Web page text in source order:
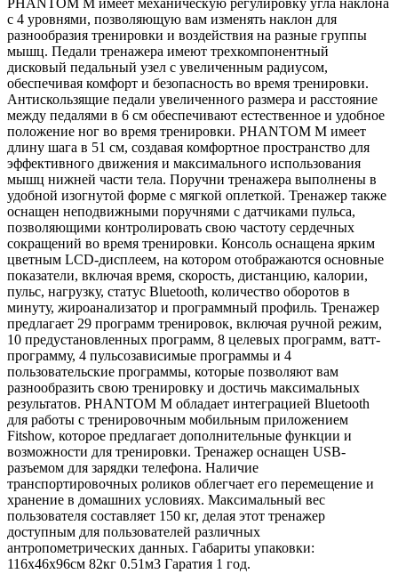
PHANTOM M имеет механическую регулировку угла наклона
с 4 уровнями, позволяющую вам изменять наклон для
разнообразия тренировки и воздействия на разные группы
мышц. Педали тренажера имеют трехкомпонентный
дисковый педальный узел с увеличенным радиусом,
обеспечивая комфорт и безопасность во время тренировки.
Антискользящие педали увеличенного размера и расстояние
между педалями в 6 см обеспечивают естественное и удобное
положение ног во время тренировки. PHANTOM M имеет
длину шага в 51 см, создавая комфортное пространство для
эффективного движения и максимального использования
мышц нижней части тела. Поручни тренажера выполнены в
удобной изогнутой форме с мягкой оплеткой. Тренажер также
оснащен неподвижными поручнями с датчиками пульса,
позволяющими контролировать свою частоту сердечных
сокращений во время тренировки. Консоль оснащена ярким
цветным LCD-дисплеем, на котором отображаются основные
показатели, включая время, скорость, дистанцию, калории,
пульс, нагрузку, статус Bluetooth, количество оборотов в
минуту, жироанализатор и программный профиль. Тренажер
предлагает 29 программ тренировок, включая ручной режим,
10 предустановленных программ, 8 целевых программ, ватт-
программу, 4 пульсозависимые программы и 4
пользовательские программы, которые позволяют вам
разнообразить свою тренировку и достичь максимальных
результатов. PHANTOM M обладает интеграцией Bluetooth
для работы с тренировочным мобильным приложением
Fitshow, которое предлагает дополнительные функции и
возможности для тренировки. Тренажер оснащен USB-
разъемом для зарядки телефона. Наличие
транспортировочных роликов облегчает его перемещение и
хранение в домашних условиях. Максимальный вес
пользователя составляет 150 кг, делая этот тренажер
доступным для пользователей различных
антропометрических данных. Габариты упаковки:
116х46х96см 82кг 0.51м3 Гаратия 1 год.